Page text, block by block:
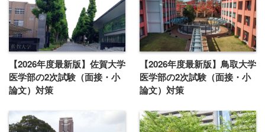
【2026年度最新版】佐賀大学
医学部の2次試験（面接・小
論文）対策
【2026年度最新版】鳥取大学
医学部の2次試験（面接・小
論文）対策